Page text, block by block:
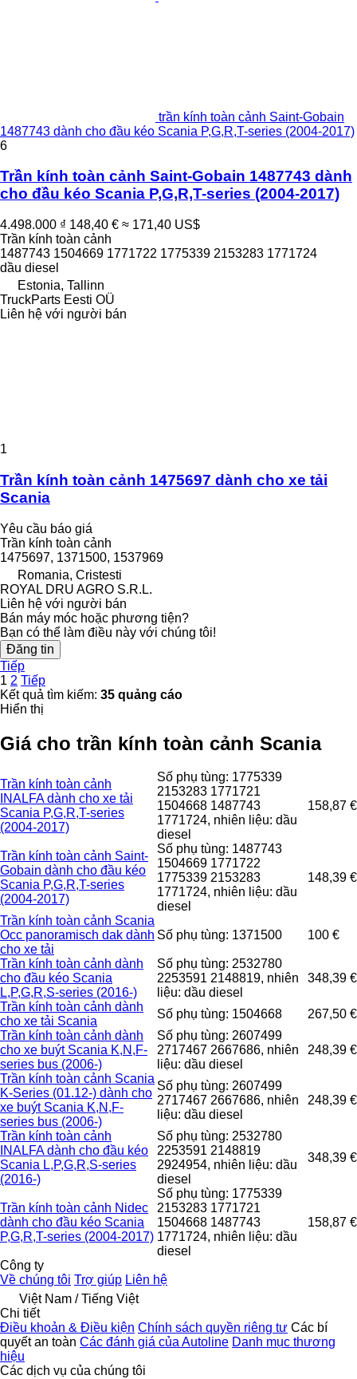
trần kính toàn cảnh Saint-Gobain
1487743 dành cho đầu kéo Scania P,G,R,T-series (2004-2017)
6
Trần kính toàn cảnh Saint-Gobain 1487743 dành
cho đầu kéo Scania P,G,R,T-series (2004-2017)
4.498.000 ₫ 148,40 € ≈ 171,40 US$
Trần kính toàn cảnh
1487743 1504669 1771722 1775339 2153283 1771724
dầu diesel
Estonia, Tallinn
TruckParts Eesti OÜ
Liên hệ với người bán
1
Trần kính toàn cảnh 1475697 dành cho xe tải
Scania
Yêu cầu báo giá
Trần kính toàn cảnh
1475697, 1371500, 1537969
Romania, Cristesti
ROYAL DRU AGRO S.R.L.
Liên hệ với người bán
Bán máy móc hoặc phương tiện?
Bạn có thể làm điều này với chúng tôi!
Đăng tin
Tiếp
1 2 Tiếp
Kết quả tìm kiếm: 35 quảng cáo
Hiển thị
Giá cho trần kính toàn cảnh Scania
Trần kính toàn cảnh
INALFA dành cho xe tải
Scania P,G,R,T-series
(2004-2017)
Số phụ tùng: 1775339
2153283 1771721
1504668 1487743
1771724, nhiên liệu: dầu
diesel
158,87 €
Trần kính toàn cảnh Saint-
Gobain dành cho đầu kéo
Scania P,G,R,T-series
(2004-2017)
Số phụ tùng: 1487743
1504669 1771722
1775339 2153283
1771724, nhiên liệu: dầu
diesel
148,39 €
Trần kính toàn cảnh Scania
Occ panoramisch dak dành
cho xe tải
Số phụ tùng: 1371500 100 €
Trần kính toàn cảnh dành
cho đầu kéo Scania
L,P,G,R,S-series (2016-)
Số phụ tùng: 2532780
2253591 2148819, nhiên
liệu: dầu diesel
348,39 €
Trần kính toàn cảnh dành
cho xe tải Scania
Số phụ tùng: 1504668
267,50 €
Trần kính toàn cảnh dành
cho xe buýt Scania K,N,F-
series bus (2006-)
Số phụ tùng: 2607499
2717467 2667686, nhiên
liệu: dầu diesel
248,39 €
Trần kính toàn cảnh Scania
K-Series (01.12-) dành cho
xe buýt Scania K,N,F-
series bus (2006-)
Số phụ tùng: 2607499
2717467 2667686, nhiên
liệu: dầu diesel
248,39 €
Trần kính toàn cảnh
INALFA dành cho đầu kéo
Scania L,P,G,R,S-series
(2016-)
Số phụ tùng: 2532780
2253591 2148819
2924954, nhiên liệu: dầu
diesel
348,39 €
Trần kính toàn cảnh Nidec
dành cho đầu kéo Scania
P,G,R,T-series (2004-2017)
Số phụ tùng: 1775339
2153283 1771721
1504668 1487743
1771724, nhiên liệu: dầu
diesel
158,87 €
Công ty
Về chúng tôi Trợ giúp Liên hệ
Việt Nam / Tiếng Việt
Chi tiết
Điều khoản & Điều kiện Chính sách quyền riêng tư Các bí
quyết an toàn Các đánh giá của Autoline Danh mục thương
hiệu
Các dịch vụ của chúng tôi